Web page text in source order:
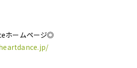
ホームページ◎